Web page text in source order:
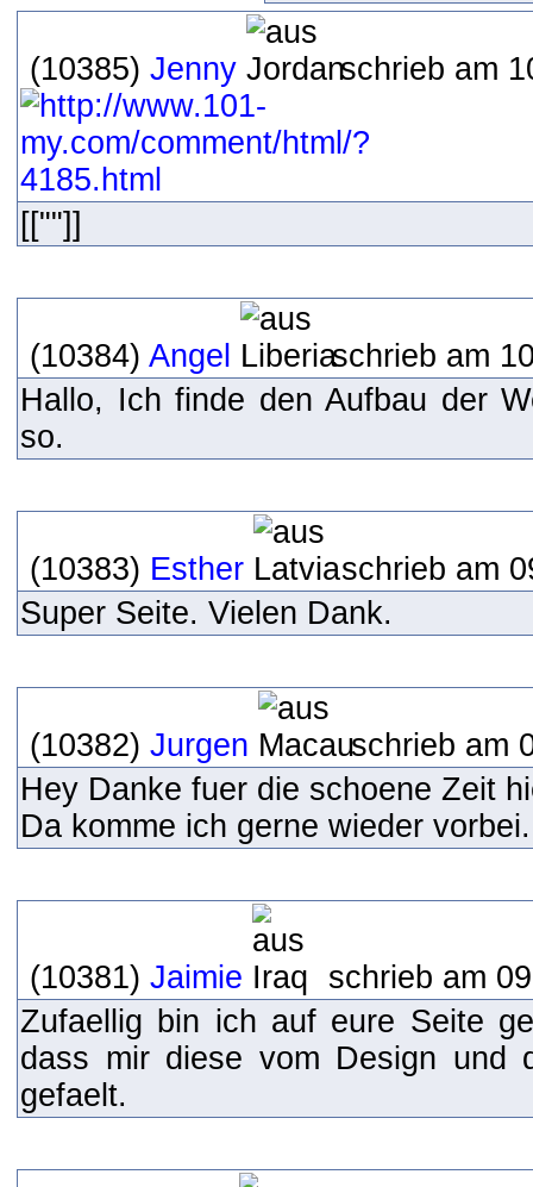
(10385) Jenny schrieb am
[[""]]
(10384) Angel
schrieb am
Hallo, Ich finde den Aufbau der
so.
(10383) Esther
schrieb am
Super Seite. Vielen Dank.
(10382) Jurgen
schrieb am
Hey Danke fuer die schoene Zeit
Da komme ich gerne wieder
(10381) Jaimie
schrieb am
Zufaellig bin ich auf eure Seite
dass mir diese vom Design und
gefaelt.